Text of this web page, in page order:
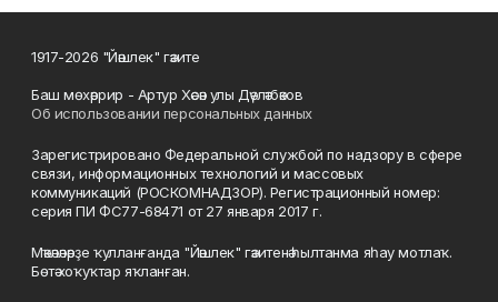
1917-2026 "Йәшлек" гәзите
Баш мөхәррир - Артур Хәсән улы Дәүләтбәков
Об использовании персональных данных
Зарегистрировано Федеральной службой по надзору в сфере
связи, информационных технологий и массовых
коммуникаций (РОСКОМНАДЗОР). Регистрационный номер:
серия ПИ ФС77-68471 от 27 января 2017 г.
Мәҡәләләрҙе ҡулланғанда "Йәшлек" гәзитенә һылтанма яһау мотлаҡ.
Бөтә хоҡуҡтар яҡланған.